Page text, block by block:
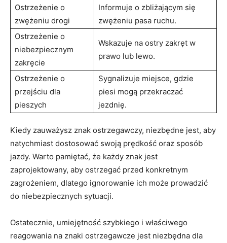
Ostrzeżenie o
zwężeniu drogi
Informuje o zbliżającym się
zwężeniu pasa ruchu.
Ostrzeżenie o
niebezpiecznym
zakręcie
Wskazuje na ostry zakręt w
prawo lub ‍lewo.
Ostrzeżenie o
przejściu dla
‌pieszych
Sygnalizuje miejsce, gdzie
piesi⁤ mogą przekraczać
jezdnię.
Kiedy zauważysz znak ostrzegawczy, niezbędne ​jest, aby
natychmiast‌ dostosować ⁤swoją​ prędkość ⁣oraz sposób
jazdy. Warto⁣ pamiętać, że każdy znak jest
zaprojektowany, aby ‍ostrzegać przed konkretnym
zagrożeniem, ⁢dlatego‍ ignorowanie ich może prowadzić
do niebezpiecznych sytuacji.
Ostatecznie, umiejętność⁢ szybkiego‌ i ⁢właściwego
‍reagowania na znaki ostrzegawcze ​jest niezbędna ​dla